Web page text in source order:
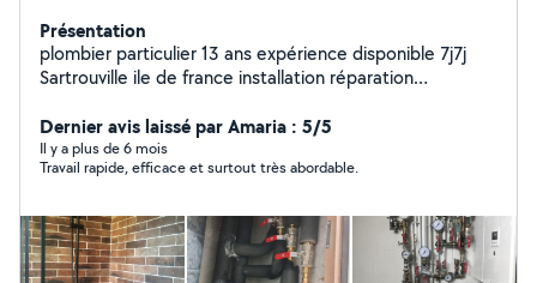
Présentation
plombier particulier 13 ans expérience disponible 7j7j
Sartrouville ile de france installation réparation
-Évier cuisine - baignoire - douche Robinet -mitigeur -
chauffe eau / alimentation machine a laver - cuivre -pvc -
PER - multicouche - évacuation -réparation toute fuite
baignoire - douche
Dernier avis laissé par Amaria : 5/5
Il y a plus de 6 mois
Travail rapide, efficace et surtout très abordable.